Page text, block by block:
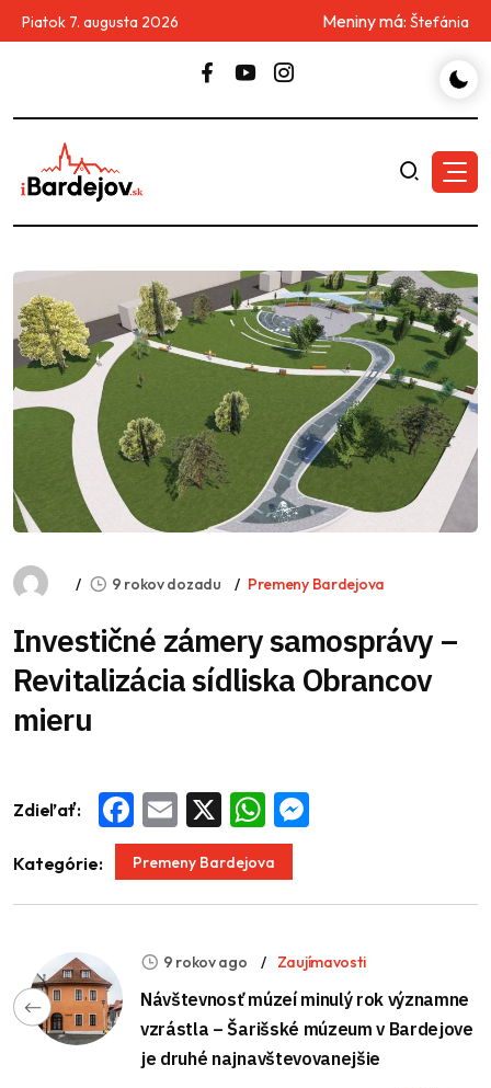
Piatok 7. augusta 2026 Meniny má: Štefánia
9 rokov dozadu Premeny Bardejova
Investičné zámery samosprávy –
Revitalizácia sídliska Obrancov
mieru
Zdieľať: Facebook
Email WhatsApp
Kategórie: Premeny Bardejova
9 rokov ago Zaujímavosti
Návštevnosť múzeí minulý rok významne
vzrástla – Šarišské múzeum v Bardejove
je druhé najnavštevovanejšie